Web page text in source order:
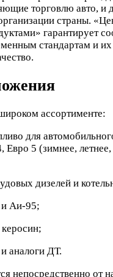
торговлю авто, и
страны.
гарантирует
стандартам и их
ассортименте:
для
Евро 5 (зимнее,
дизелей и
Аи-95;
аналоги ДТ.
непосредственно от